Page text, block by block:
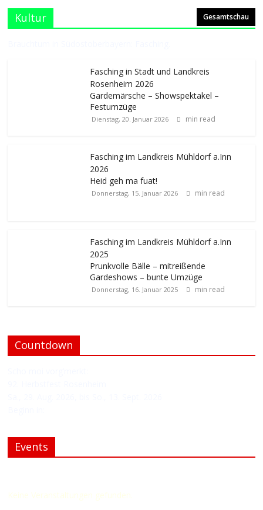
Kultur Gesamtschau
Fasching in Stadt und Landkreis
Rosenheim 2026
Gardemärsche – Showspektakel –
Festumzüge
Dienstag, 20. Januar 2026 min read
Fasching im Landkreis Mühldorf a.Inn
2026
Heid geh ma fuat!
Donnerstag, 15. Januar 2026 min read
Fasching im Landkreis Mühldorf a.Inn
2025
Prunkvolle Bälle – mitreißende
Gardeshows – bunte Umzüge
Donnerstag, 16. Januar 2025 min read
Countdown
Events
Keine Veranstaltungen gefunden.